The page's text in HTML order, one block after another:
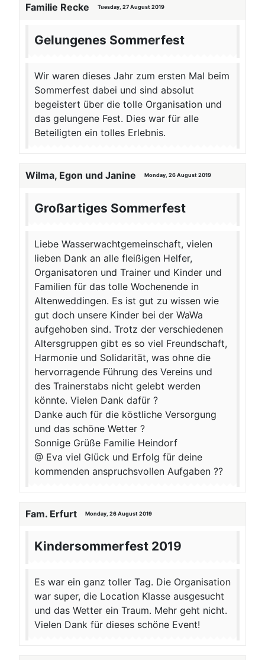
Familie Recke Tuesday, 27 August 2019
Gelungenes Sommerfest
Wir waren dieses Jahr zum ersten Mal beim
Sommerfest dabei und sind absolut
begeistert über die tolle Organisation und
das gelungene Fest. Dies war für alle
Beteiligten ein tolles Erlebnis.
Wilma, Egon und Janine Monday, 26 August 2019
Großartiges Sommerfest
Liebe Wasserwachtgemeinschaft, vielen
lieben Dank an alle fleißigen Helfer,
Organisatoren und Trainer und Kinder und
Familien für das tolle Wochenende in
Altenweddingen. Es ist gut zu wissen wie
gut doch unsere Kinder bei der WaWa
aufgehoben sind. Trotz der verschiedenen
Altersgruppen gibt es so viel Freundschaft,
Harmonie und Solidarität, was ohne die
hervorragende Führung des Vereins und
des Trainerstabs nicht gelebt werden
könnte. Vielen Dank dafür ?
Danke auch für die köstliche Versorgung
und das schöne Wetter ?
Sonnige Grüße Familie Heindorf
@ Eva viel Glück und Erfolg für deine
kommenden anspruchsvollen Aufgaben ??
Fam. Erfurt Monday, 26 August 2019
Kindersommerfest 2019
Es war ein ganz toller Tag. Die Organisation
war super, die Location Klasse ausgesucht
und das Wetter ein Traum. Mehr geht nicht.
Vielen Dank für dieses schöne Event!